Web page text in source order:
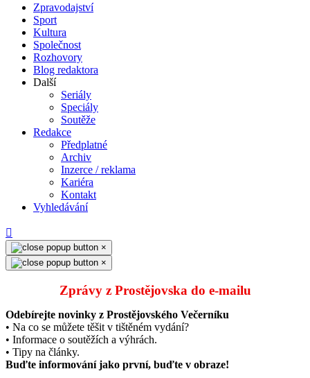
Zpravodajství
Sport
Kultura
Společnost
Rozhovory
Blog redaktora
Další
Seriály
Speciály
Soutěže
Redakce
Předplatné
Archiv
Inzerce / reklama
Kariéra
Kontakt
Vyhledávání
×
×
Zprávy z Prostějovska do e‑mailu
Odebírejte novinky z Prostějovského Večerníku
• Na co se můžete těšit v tištěném vydání?
• Informace o soutěžích a výhrách.
• Tipy na články.
Buďte informování jako první, buďte v obraze!